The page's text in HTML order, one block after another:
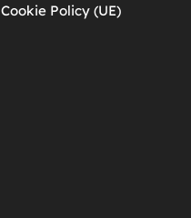
Cookie Policy (UE)